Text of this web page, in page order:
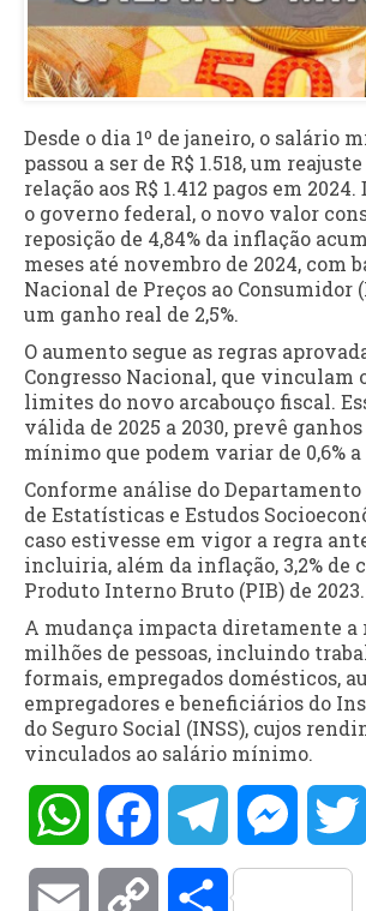
Desde o dia 1º de janeiro, o salário
passou a ser de R$ 1.518, um
relação aos R$ 1.412 pagos em
o governo federal, o novo valor
reposição de 4,84% da inflação
meses até novembro de 2024, com
Nacional de Preços ao Consumidor
um ganho real de 2,5%.
O aumento segue as regras
Congresso Nacional, que vinculam
limites do novo arcabouço fiscal.
válida de 2025 a 2030, prevê
mínimo que podem variar de 0,6% a
Conforme análise do
de Estatísticas e Estudos
caso estivesse em vigor a regra
incluiria, além da inflação, 3,2% de
Produto Interno Bruto (PIB) de 2023.
A mudança impacta diretamente a
milhões de pessoas, incluindo
formais, empregados domésticos,
empregadores e beneficiários do
do Seguro Social (INSS), cujos
vinculados ao salário mínimo.
WhatsAppFacebookTelegram
Email Copy Compartilhar